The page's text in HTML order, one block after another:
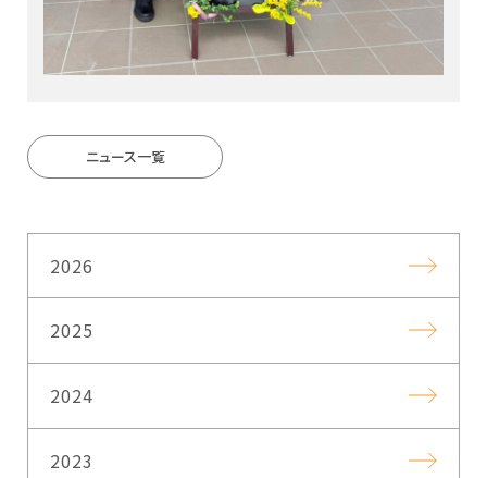
ニュース一覧
2026
2025
2024
2023